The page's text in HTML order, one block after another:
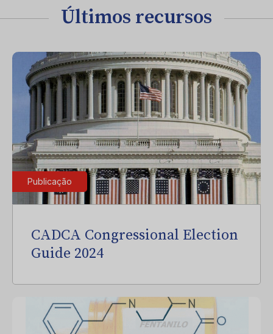
Últimos recursos
Publicação
CADCA Congressional Election
Guide 2024